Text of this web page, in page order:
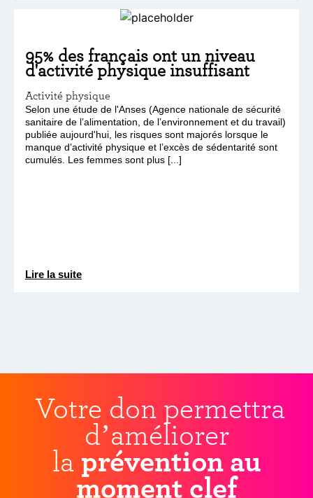
95% des français ont un niveau
d'activité physique insuffisant
Activité physique
Selon une étude de l'Anses (Agence nationale de sécurité
sanitaire de l’alimentation, de l’environnement et du travail)
publiée aujourd'hui, les risques sont majorés lorsque le
manque d’activité physique et l’excès de sédentarité sont
cumulés. Les femmes sont plus [...]
Lire la suite
Votre don permettra
d’améliorer
la prévention au
moment clef